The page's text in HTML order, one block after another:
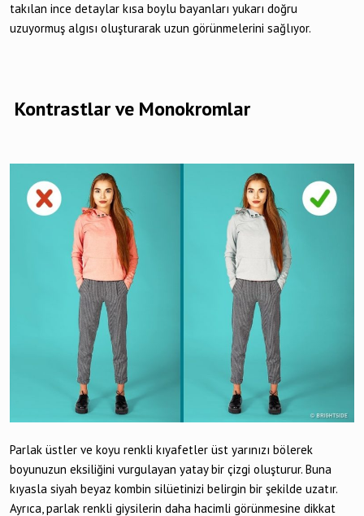
takılan ince detaylar kısa boylu bayanları yukarı doğru
uzuyormuş algısı oluşturarak uzun görünmelerini sağlıyor.
Kontrastlar ve Monokromlar
Parlak üstler ve koyu renkli kıyafetler üst yarınızı bölerek
boyunuzun eksiliğini vurgulayan yatay bir çizgi oluşturur. Buna
kıyasla siyah beyaz kombin silüetinizi belirgin bir şekilde uzatır.
Ayrıca, parlak renkli giysilerin daha hacimli görünmesine dikkat